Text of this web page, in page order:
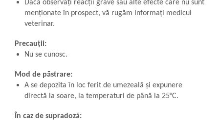
Dacă observaţi reacţii grave sau alte efecte care nu sunt
menţionate în prospect, vă rugăm informaţi medicul
veterinar.
Precauții:
Nu se cunosc.
Mod de păstrare:
A se depozita în loc ferit de umezeală și expunere
directă la soare, la temperaturi de până la 25°C.
În caz de supradoză: